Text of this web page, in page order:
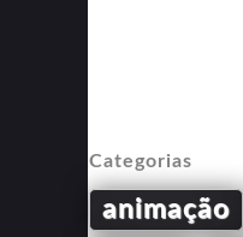
Categorias
animação